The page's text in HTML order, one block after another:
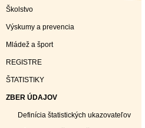
Školstvo
Výskumy a prevencia
Mládež a šport
REGISTRE
ŠTATISTIKY
ZBER ÚDAJOV
Definícia štatistických ukazovateľov